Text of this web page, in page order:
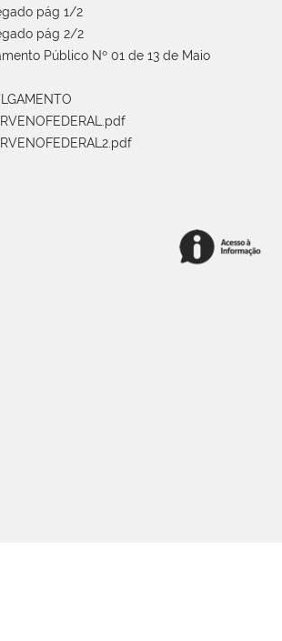
pág 1/2
pág 2/2
Público Nº 01 de 13 de Maio